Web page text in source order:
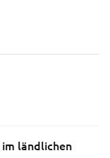
ländlichen